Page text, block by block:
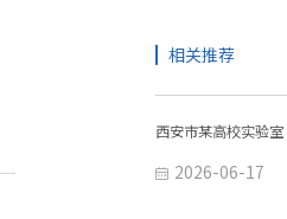
相关推荐
西安市某高校实验室
 2026-06-17